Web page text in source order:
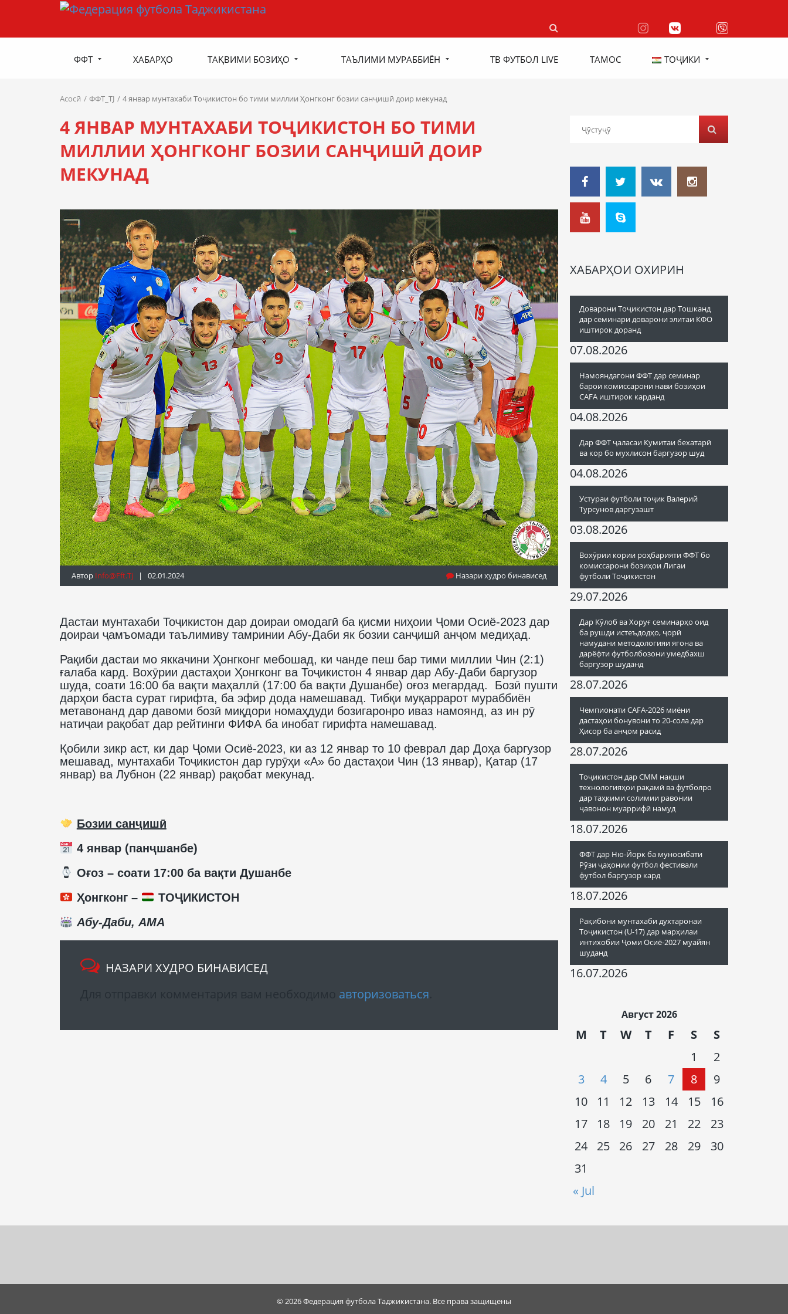
ФФТ ХАБАРҲО ТАҚВИМИ БОЗИҲО ТАЪЛИМИ МУРАББИЁН ТВ ФУТБОЛ LIVE ТАМОС ТОҶИКИ
Асосӣ ФФТ_TJ 4 январ мунтахаби Тоҷикистон бо тими миллии Ҳонгконг бозии санҷишӣ доир мекунад
4 ЯНВАР МУНТАХАБИ ТОҶИКИСТОН БО ТИМИ
МИЛЛИИ ҲОНГКОНГ БОЗИИ САНҶИШӢ ДОИР
МЕКУНАД
Автор Info@fft.tj | 02.01.2024 Назари худро бинависед
Дастаи мунтахаби Тоҷикистон дар доираи омодагӣ ба қисми ниҳоии Ҷоми Осиё-2023 дар
доираи ҷамъомади таълимиву тамринии Абу-Даби як бозии санҷишӣ анҷом медиҳад.
Рақиби дастаи мо яккачини Ҳонгконг мебошад, ки чанде пеш бар тими миллии Чин (2:1)
ғалаба кард. Вохӯрии дастаҳои Ҳонгконг ва Тоҷикистон 4 январ дар Абу-Даби баргузор
шуда, соати 16:00 ба вақти маҳаллӣ (17:00 ба вақти Душанбе) оғоз мегардад. Бозӣ пушти
дарҳои баста сурат гирифта, ба эфир дода намешавад. Тибқи муқаррарот мураббиён
метавонанд дар давоми бозӣ миқдори номаҳдуди бозигаронро иваз намоянд, аз ин рӯ
натиҷаи рақобат дар рейтинги ФИФА ба инобат гирифта намешавад.
Қобили зикр аст, ки дар Ҷоми Осиё-2023, ки аз 12 январ то 10 феврал дар Доҳа баргузор
мешавад, мунтахаби Тоҷикистон дар гурӯҳи «А» бо дастаҳои Чин (13 январ), Қатар (17
январ) ва Лубнон (22 январ) рақобат мекунад.
Бозии санҷишӣ
4 январ (панҷшанбе)
️ Оғоз – соати 17:00 ба вақти Душанбе
Ҳонгконг –
ТОҶИКИСТОН
Абу-Даби, АМА
НАЗАРИ ХУДРО БИНАВИСЕД
авторизоваться
ХАБАРҲОИ ОХИРИН
Доварони Тоҷикистон дар Тошканд
дар семинари доварони элитаи КФО
иштирок доранд
07.08.2026
Намояндагони ФФТ дар семинар
барои комиссарони нави бозиҳои
CAFA иштирок карданд
04.08.2026
Дар ФФТ ҷаласаи Кумитаи бехатарӣ
ва кор бо мухлисон баргузор шуд
04.08.2026
Устураи футболи тоҷик Валерий
Турсунов даргузашт
03.08.2026
Вохӯрии кории роҳбарияти ФФТ бо
комиссарони бозиҳои Лигаи
футболи Тоҷикистон
29.07.2026
Дар Кӯлоб ва Хоруғ семинарҳо оид
ба рушди истеъдодҳо, ҷорӣ
намудани методологияи ягона ва
дарёфти футболбозони умедбахш
баргузор шуданд
28.07.2026
Чемпионати CAFA-2026 миёни
дастаҳои бонувони то 20-сола дар
Ҳисор ба анҷом расид
28.07.2026
Тоҷикистон дар СММ нақши
технологияҳои рақамӣ ва футболро
дар таҳкими солимии равонии
ҷавонон муаррифӣ намуд
18.07.2026
ФФТ дар Ню-Йорк ба муносибати
Рӯзи ҷаҳонии футбол фестивали
футбол баргузор кард
18.07.2026
Рақибони мунтахаби духтаронаи
Тоҷикистон (U-17) дар марҳилаи
интихобии Ҷоми Осиё-2027 муайян
шуданд
16.07.2026
Август 2026
M T W T F S S
« Jul
1
2
3
4 5 6 7 8
9
10
11 12 13 14 15
16
17
18 19 20 21 22
23
24
25 26 27 28 29
30
31
© 2026 Федерация футбола Таджикистана. Все права защищены